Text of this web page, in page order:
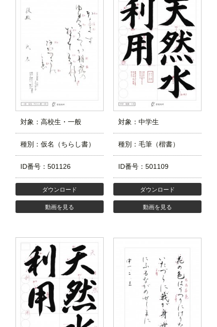
対象：高校生・一般
種別：仮名（ちらし書）
ID番号：501126
ダウンロード
動画を見る
対象：中学生
種別：毛筆（楷書）
ID番号：501109
ダウンロード
動画を見る